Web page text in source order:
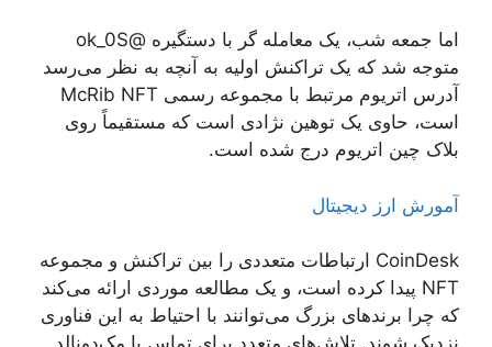
اما جمعه شب، یک معامله گر با دستگیره @ok_0S
متوجه شد که یک تراکنش اولیه به آنچه به نظر می‌رسد
آدرس اتریوم مرتبط با مجموعه رسمی McRib NFT
است، حاوی یک توهین نژادی است که مستقیماً روی
بلاک چین اتریوم درج شده است.
آمورش ارز دیجیتال
CoinDesk ارتباطات متعددی را بین تراکنش و مجموعه
NFT پیدا کرده است، و یک مطالعه موردی ارائه می‌کند
که چرا برندهای بزرگ می‌توانند با احتیاط به این فناوری
نزدیک شوند. تلاش‌های متعدد برای تماس با مک‌دونالد